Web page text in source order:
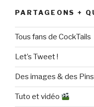
PARTAGEONS +
Tous fans de CockTails
Let’s Tweet !
Des images & des Pins
Tuto et vidéo